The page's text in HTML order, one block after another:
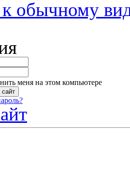
к обычному
меня на этом компьютере